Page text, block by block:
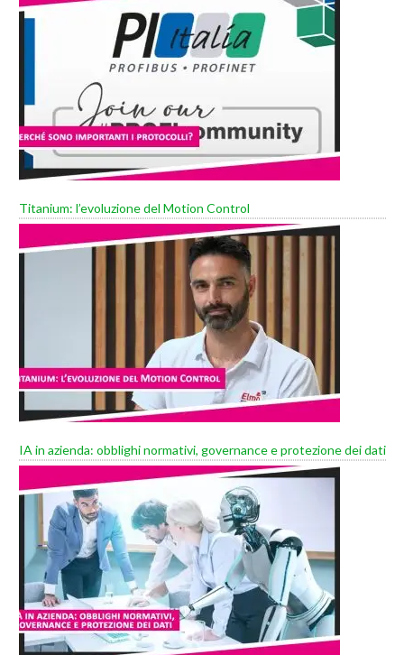
Titanium: l’evoluzione del Motion Control
IA in azienda: obblighi normativi, governance e protezione dei dati